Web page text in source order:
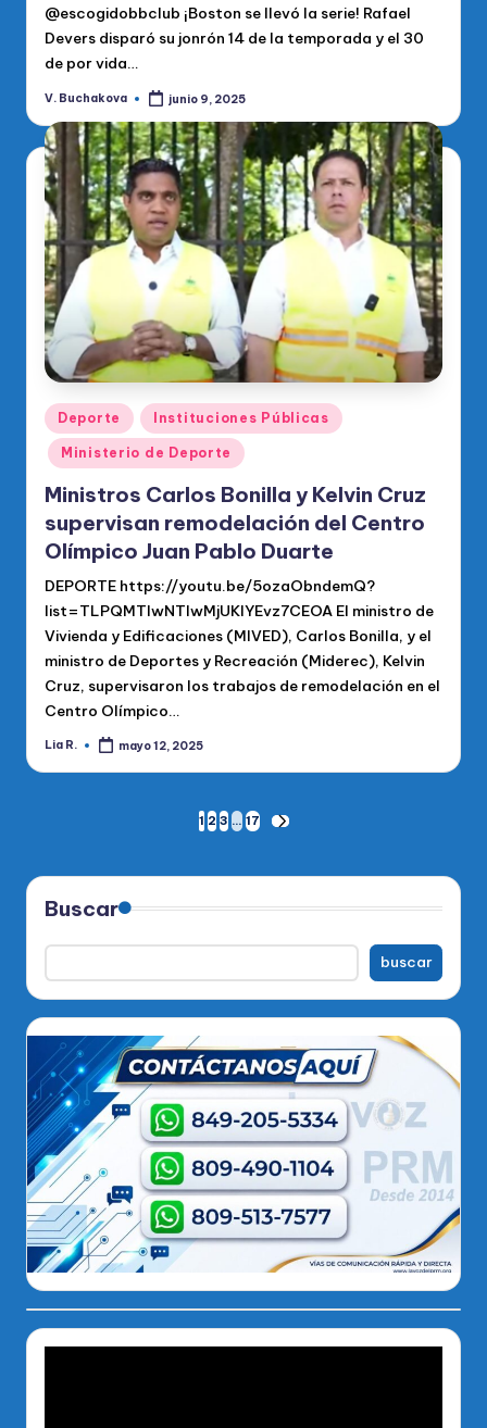
@escogidobbclub ¡Boston se llevó la serie! Rafael
Devers disparó su jonrón 14 de la temporada y el 30
de por vida…
Publicado
V. Buchakova junio 9, 2025
Publicado
en
Deporte Instituciones Públicas
Ministerio de Deporte
Ministros Carlos Bonilla y Kelvin Cruz
supervisan remodelación del Centro
Olímpico Juan Pablo Duarte
DEPORTE https://youtu.be/5ozaObndemQ?
list=TLPQMTIwNTIwMjUKlYEvz7CEOA El ministro de
Vivienda y Edificaciones (MIVED), Carlos Bonilla, y el
ministro de Deportes y Recreación (Miderec), Kelvin
Cruz, supervisaron los trabajos de remodelación en el
Centro Olímpico…
Publicado
Lia R. mayo 12, 2025
Paginación
de
entradas
1 2 3 … 17
SIGUIENTE
Buscar
buscar